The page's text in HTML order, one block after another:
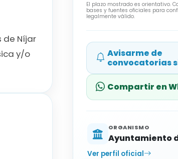
de Níjar
y/o
El plazo mostrado es orientativo.
bases y fuentes oficiales para
legalmente válido.
Avisarme de
convocatorias
Compartir en
ORGANISMO
Ayuntamiento
Ver perfil oficial